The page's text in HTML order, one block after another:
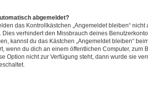
abgemeldet?
das Kontrollkästchen „Angemeldet bleiben“
Dies verhindert den Missbrauch deines
kannst du das Kästchen „Angemeldet bleiben“
wenn du dich an einem öffentlichen Computer, zum
Option nicht zur Verfügung steht, dann wurde sie